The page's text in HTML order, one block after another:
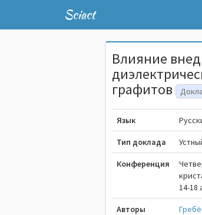
Sciact
Влияние
графитов
Язык
Тип доклада
Конференция
14-18
Авторы